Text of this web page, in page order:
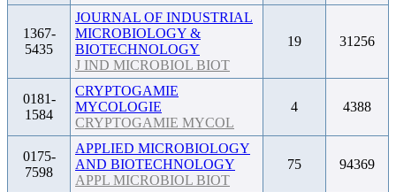
1367-
5435
JOURNAL OF INDUSTRIAL
MICROBIOLOGY &
BIOTECHNOLOGY
J IND MICROBIOL BIOT
19 31256
0181-
1584
CRYPTOGAMIE
MYCOLOGIE
CRYPTOGAMIE MYCOL
4 4388
0175-
7598
APPLIED MICROBIOLOGY
AND BIOTECHNOLOGY
APPL MICROBIOL BIOT
75 94369